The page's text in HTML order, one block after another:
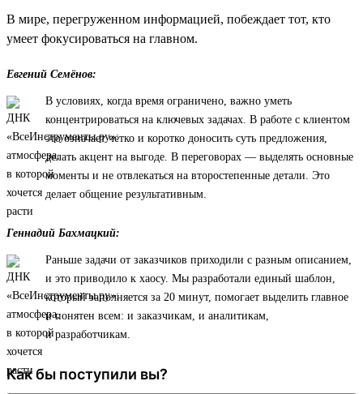
В мире, перегруженном информацией, побеждает тот, кто
умеет фокусироваться на главном.
Евгений Семёнов:
В условиях, когда время ограничено, важно уметь
концентрироваться на ключевых задачах. В работе с клиентом
это означает четко и коротко доносить суть предложения,
делать акцент на выгоде. В переговорах — выделять основные
моменты и не отвлекаться на второстепенные детали. Это
делает общение результативным.
Геннадий Бахмацкий:
Раньше задачи от заказчиков приходили с разным описанием,
и это приводило к хаосу. Мы разработали единый шаблон,
который заполняется за 20 минут, помогает выделить главное
и понятен всем: и заказчикам, и аналитикам,
и разработчикам.
Как бы поступили вы?